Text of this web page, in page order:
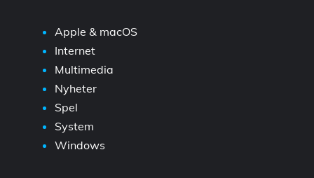
Apple & macOS
Internet
Multimedia
Nyheter
Spel
System
Windows